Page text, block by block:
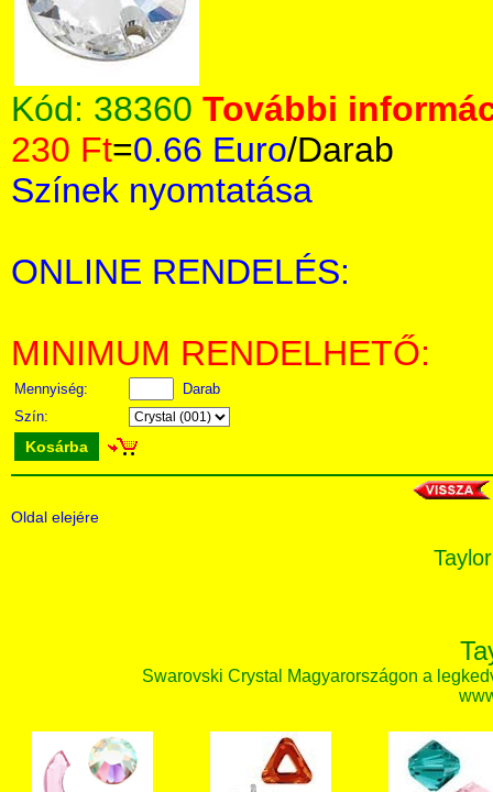
Kód: 38360 További
230 Ft=0.66 Euro/Darab
Színek nyomtatása
ONLINE RENDELÉS:
MINIMUM RENDELHETŐ:
Mennyiség:
Darab
Szín:
Kosárba
Oldal elejére
Swarovski Crystal Magyarországon a